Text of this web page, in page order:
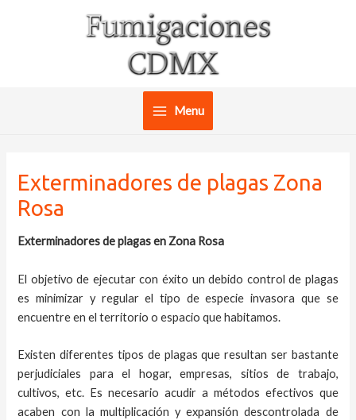
Main
Menu
Exterminadores de plagas Zona
Rosa
Exterminadores de plagas en Zona Rosa
El objetivo de ejecutar con éxito un debido control de plagas
es minimizar y regular el tipo de especie invasora que se
encuentre en el territorio o espacio que habitamos.
Existen diferentes tipos de plagas que resultan ser bastante
perjudiciales para el hogar, empresas, sitios de trabajo,
cultivos, etc. Es necesario acudir a métodos efectivos que
acaben con la multiplicación y expansión descontrolada de